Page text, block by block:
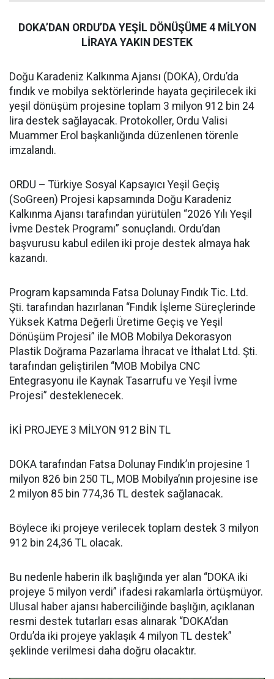
DOKA’DAN ORDU’DA YEŞİL DÖNÜŞÜME 4 MİLYON
LİRAYA YAKIN DESTEK
Doğu Karadeniz Kalkınma Ajansı (DOKA), Ordu’da
fındık ve mobilya sektörlerinde hayata geçirilecek iki
yeşil dönüşüm projesine toplam 3 milyon 912 bin 24
lira destek sağlayacak. Protokoller, Ordu Valisi
Muammer Erol başkanlığında düzenlenen törenle
imzalandı.
ORDU – Türkiye Sosyal Kapsayıcı Yeşil Geçiş
(SoGreen) Projesi kapsamında Doğu Karadeniz
Kalkınma Ajansı tarafından yürütülen “2026 Yılı Yeşil
İvme Destek Programı” sonuçlandı. Ordu’dan
başvurusu kabul edilen iki proje destek almaya hak
kazandı.
Program kapsamında Fatsa Dolunay Fındık Tic. Ltd.
Şti. tarafından hazırlanan “Fındık İşleme Süreçlerinde
Yüksek Katma Değerli Üretime Geçiş ve Yeşil
Dönüşüm Projesi” ile MOB Mobilya Dekorasyon
Plastik Doğrama Pazarlama İhracat ve İthalat Ltd. Şti.
tarafından geliştirilen “MOB Mobilya CNC
Entegrasyonu ile Kaynak Tasarrufu ve Yeşil İvme
Projesi” desteklenecek.
İKİ PROJEYE 3 MİLYON 912 BİN TL
DOKA tarafından Fatsa Dolunay Fındık’ın projesine 1
milyon 826 bin 250 TL, MOB Mobilya’nın projesine ise
2 milyon 85 bin 774,36 TL destek sağlanacak.
Böylece iki projeye verilecek toplam destek 3 milyon
912 bin 24,36 TL olacak.
Bu nedenle haberin ilk başlığında yer alan “DOKA iki
projeye 5 milyon verdi” ifadesi rakamlarla örtüşmüyor.
Ulusal haber ajansı haberciliğinde başlığın, açıklanan
resmi destek tutarları esas alınarak “DOKA’dan
Ordu’da iki projeye yaklaşık 4 milyon TL destek”
şeklinde verilmesi daha doğru olacaktır.